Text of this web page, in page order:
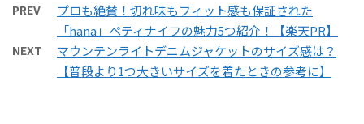
PREV
プロも絶賛！切れ味もフィット感も保証された
「hana」ペティナイフの魅力5つ紹介！【楽天PR】
NEXT
マウンテンライトデニムジャケットのサイズ感は？
【普段より1つ大きいサイズを着たときの参考に】